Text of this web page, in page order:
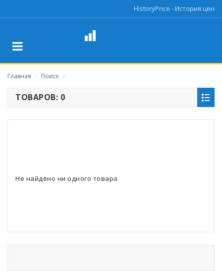
HistoryPrice - История цен
Главная / Поиск /
ТОВАРОВ: 0
Не найдено ни одного товара